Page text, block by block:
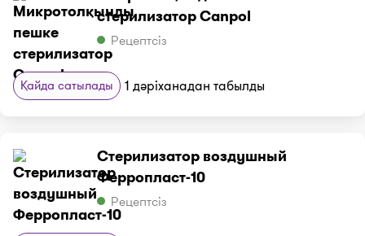
стерилизатор Canpol
Рецептсіз
Қайда сатылады 1 дәріханадан табылды
Стерилизатор воздушный
Ферропласт-10
Рецептсіз